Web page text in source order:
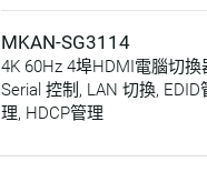
MKAN-SG3114
4K 60Hz 4埠HDMI電腦切換
Serial 控制, LAN 切換, EDID
理, HDCP管理